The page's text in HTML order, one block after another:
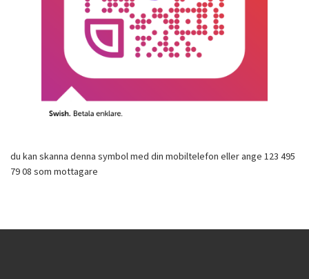
du kan skanna denna symbol med din mobiltelefon eller ange 123 495
79 08 som mottagare